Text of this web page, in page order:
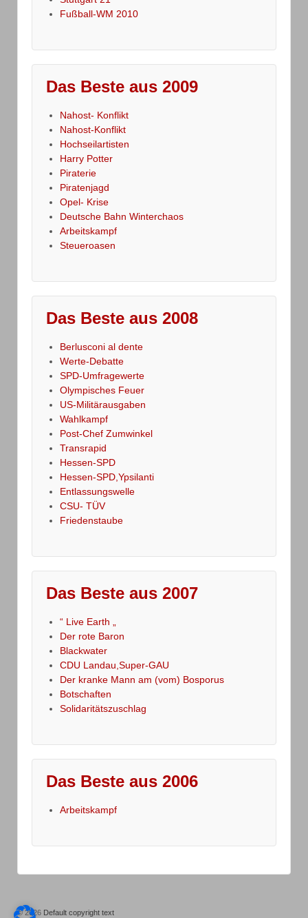
Fußball-WM 2010
Das Beste aus 2009
Nahost- Konflikt
Nahost-Konflikt
Hochseilartisten
Harry Potter
Piraterie
Piratenjagd
Opel- Krise
Deutsche Bahn Winterchaos
Arbeitskampf
Steueroasen
Das Beste aus 2008
Berlusconi al dente
Werte-Debatte
SPD-Umfragewerte
Olympisches Feuer
US-Militärausgaben
Wahlkampf
Post-Chef Zumwinkel
Transrapid
Hessen-SPD
Hessen-SPD,Ypsilanti
Entlassungswelle
CSU- TÜV
Friedenstaube
Das Beste aus 2007
“ Live Earth „
Der rote Baron
Blackwater
CDU Landau,Super-GAU
Der kranke Mann am (vom) Bosporus
Botschaften
Solidaritätszuschlag
Das Beste aus 2006
Arbeitskampf
© 2026 Default copyright text